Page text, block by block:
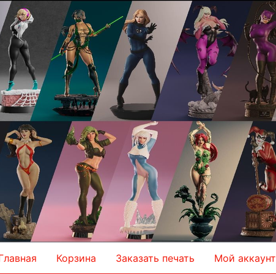
Корзина Заказать печать Мой аккаунт